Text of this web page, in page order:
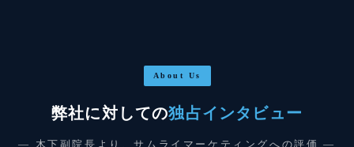
About Us
弊社に対しての独占インタビュー
— 木下副院長より、サムライマーケティングへの評価 —